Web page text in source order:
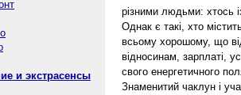
и экстрасенсы
різними людьми: хтось
Однак є такі, хто
всьому хорошому, що
відносинам, зарплаті,
свого енергетичного
Знаменитий чаклун і